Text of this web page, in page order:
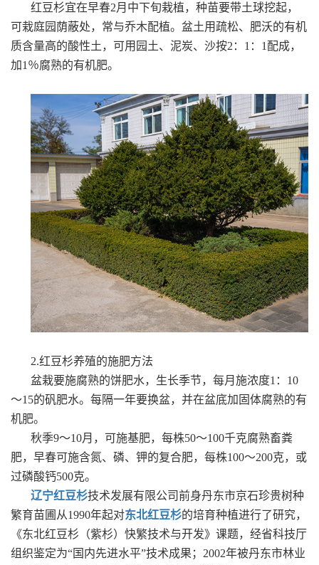
红豆杉宜在早春2月中下旬栽植，种苗要带土球挖起，
可栽庭园荫蔽处，常与乔木配植。盆土用疏松、肥沃的有机
质含量高的酸性土，可用园土、泥炭、沙按2：1：1配成，
加1％腐熟的有机肥。
2.红豆杉养殖的施肥方法
盆栽要施腐熟的饼肥水，生长季节，每月施浓度1：10
～15的矾肥水。每隔一年要换盆，并在盆底加固体腐熟的有
机肥。
秋季9～10月，可施基肥，每株50～100千克腐熟畜粪
肥，早春可施含氮、磷、钾的复合肥，每株100～200克，或
过磷酸钙500克。
辽宁红豆杉技术发展有限公司前身丹东市京石珍贵树种
繁育苗圃从1990年起对东北红豆杉的培育种植进行了研究，
《东北红豆杉（紫杉）快繁技术与开发》课题，经省科技厅
组织鉴定为“国内先进水平”技术成果；2002年被丹东市林业